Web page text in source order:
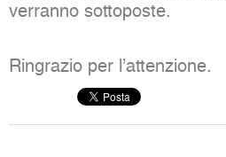
verranno sottoposte.
Ringrazio per l’attenzione.